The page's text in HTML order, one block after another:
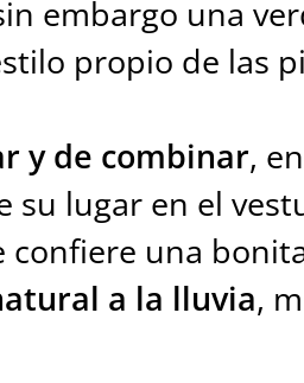
embargo una
propio de las
y de combinar,
su lugar en el
confiere una
a la lluvia,